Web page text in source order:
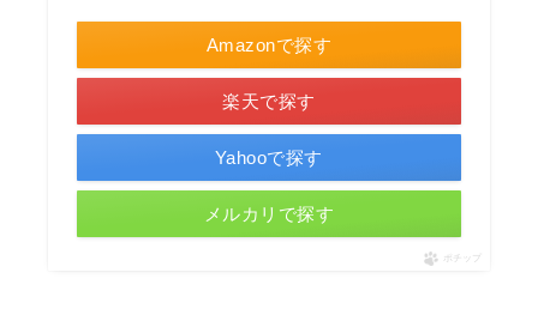
Amazonで探す
楽天で探す
Yahooで探す
メルカリで探す
ポチップ